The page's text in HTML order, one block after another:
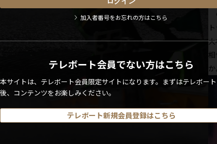
加入者番号をお忘れの方はこちら
テレボート会員でない方はこちら
本サイトは、テレボート会員限定サイトになります。まずはテレボー
後、コンテンツをお楽しみください。
テレボート新規会員登録はこちら